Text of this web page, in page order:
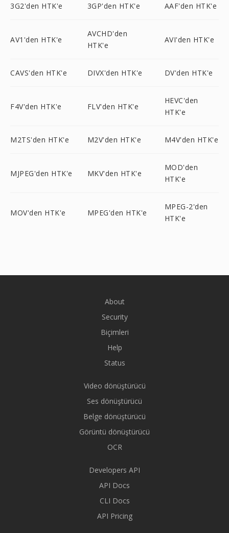
3G2'den HTK'e 3GP'den HTK'e AAF'den HTK'e
AV1'den HTK'e
AVCHD'den
HTK'e
AVI'den HTK'e
CAVS'den HTK'e DIVX'den HTK'e DV'den HTK'e
F4V'den HTK'e FLV'den HTK'e
HEVC'den
HTK'e
M2TS'den HTK'e M2V'den HTK'e M4V'den HTK'e
MJPEG'den HTK'e MKV'den HTK'e
MOD'den
HTK'e
MOV'den HTK'e MPEG'den HTK'e
MPEG-2'den
HTK'e
About
Security
Biçimleri
Help
Status
Video dönüştürücü
Ses dönüştürücü
Belge dönüştürücü
Görüntü dönüştürücü
OCR
Developers API
API Docs
CLI Docs
API Pricing